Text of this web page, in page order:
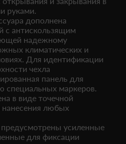
руками.
дополнена
с антискользящим
надежному
климатических и
Для идентификации
чехла
панель для
специальных маркеров.
в виде точечной
любых
усиленные
для фиксации